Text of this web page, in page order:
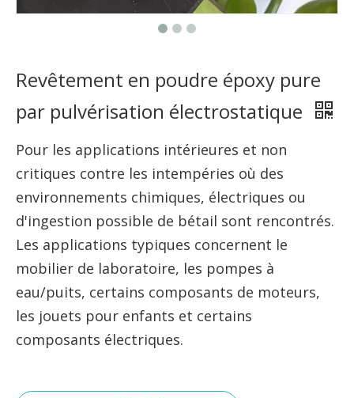
Revêtement en poudre époxy pure
par pulvérisation électrostatique
Pour les applications intérieures et non
critiques contre les intempéries où des
environnements chimiques, électriques ou
d'ingestion possible de bétail sont rencontrés.
Les applications typiques concernent le
mobilier de laboratoire, les pompes à
eau/puits, certains composants de moteurs,
les jouets pour enfants et certains
composants électriques.